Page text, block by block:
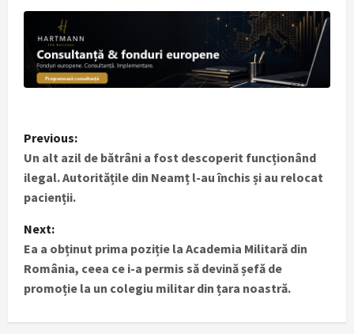
P
o
s
t
n
a
Previous:
Un alt azil de bătrâni a fost descoperit funcționând
ilegal. Autoritățile din Neamț l-au închis și au relocat
pacienții.
Next:
Ea a obținut prima poziție la Academia Militară din
România, ceea ce i-a permis să devină șefă de
promoție la un colegiu militar din țara noastră.